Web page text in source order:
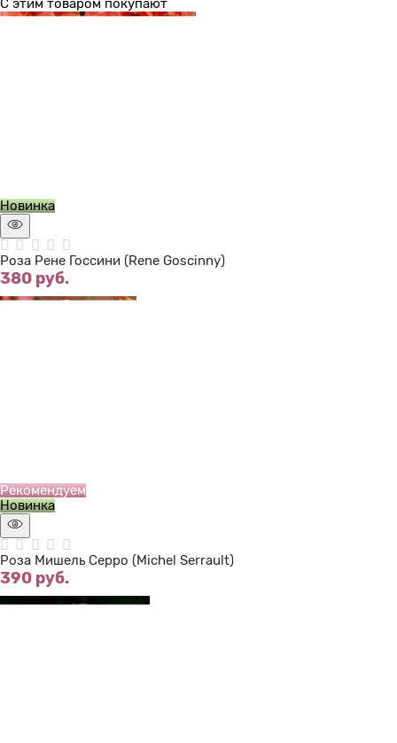
С этим товаром покупают
Новинка
Роза Рене Госсини (Rene Goscinny)
380 руб.
Рекомендуем
Новинка
Роза Мишель Серро (Michel Serrault)
390 руб.